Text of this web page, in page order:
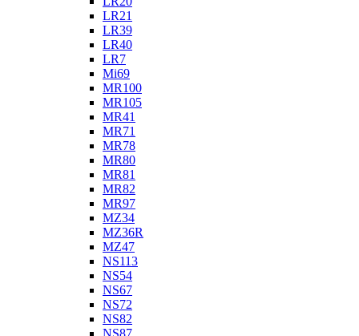
LR21
LR39
LR40
LR7
Mi69
MR100
MR105
MR41
MR71
MR78
MR80
MR81
MR82
MR97
MZ34
MZ36R
MZ47
NS113
NS54
NS67
NS72
NS82
NS87